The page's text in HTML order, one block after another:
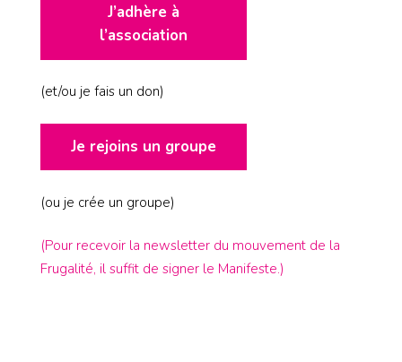
J’adhère à
l’association
(et/ou je fais un don)
Je rejoins un groupe
(ou je crée un groupe)
(Pour recevoir la newsletter du mouvement de la
Frugalité, il suffit de signer le Manifeste.)